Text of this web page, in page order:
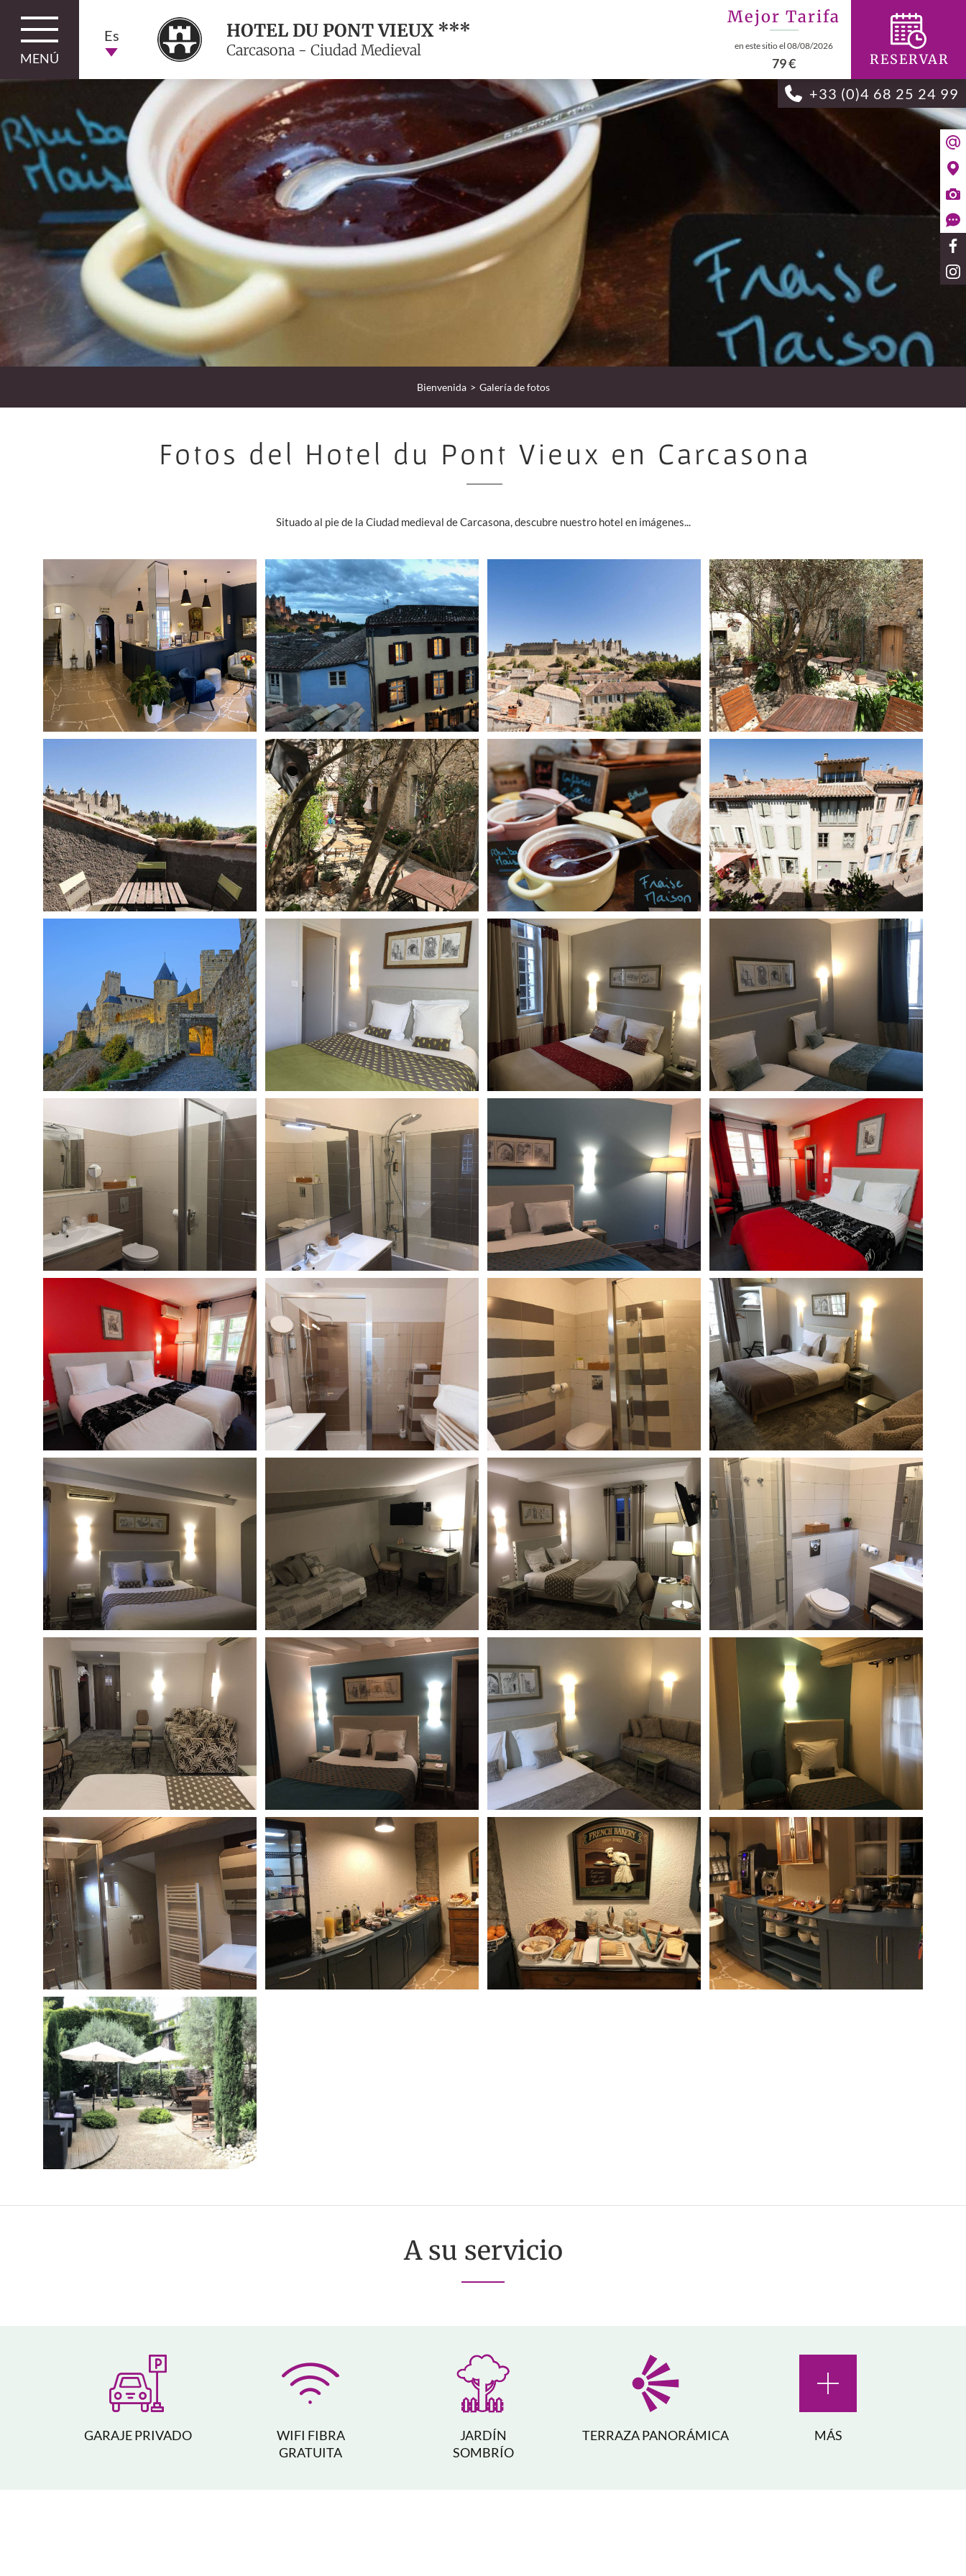
MENÚ
Es HOTEL DU PONT VIEUX ***
Carcasona - Ciudad Medieval
RESERVAR
+33 (0)4 68 25 24 99
Mejor Tarifa
en este sitio el 08/08/2026
79 €
Bienvenida Galería de fotos
Fotos del Hotel du Pont Vieux en Carcasona
Situado al pie de la Ciudad medieval de Carcasona, descubre nuestro hotel en imágenes...
A su servicio
GARAJE PRIVADO
WIFI FIBRA
GRATUITA
JARDÍN
SOMBRÍO
TERRAZA PANORÁMICA MÁS